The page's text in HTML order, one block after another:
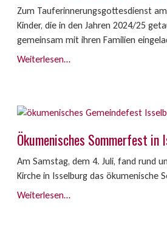
Zum Tauferinnerungsgottesdienst
Kinder, die in den Jahren 2024/25
gemeinsam mit ihren Familien
Weiterlesen…
Ökumenisches Sommerfest in
Am Samstag, dem 4. Juli, fand rund
Kirche in Isselburg das ökumenische
Weiterlesen…